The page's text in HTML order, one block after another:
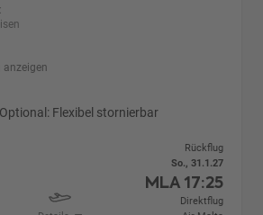
anzeigen
Optional: Flexibel stornierbar
Rückflug
So., 31.1.27
MLA 17:25
Direktflug